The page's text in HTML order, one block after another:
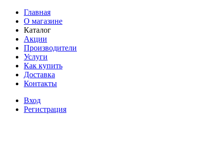
Главная
О магазине
Каталог
Акции
Производители
Услуги
Как купить
Доставка
Контакты
Вход
Регистрация